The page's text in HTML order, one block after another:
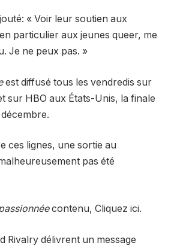
: « Voir leur soutien aux
particulier aux jeunes queer, me
Je ne peux pas. »
est diffusé tous les vendredis sur
sur HBO aux États-Unis, la finale
ces lignes, une sortie au
pas été
contenu, Cliquez ici.
Rivalry délivrent un message